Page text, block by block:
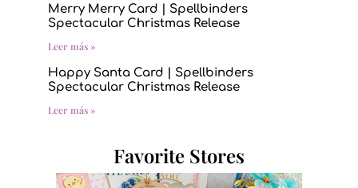
Merry Merry Card | Spellbinders
Spectacular Christmas Release
Leer más »
Happy Santa Card | Spellbinders
Spectacular Christmas Release
Leer más »
Favorite Stores